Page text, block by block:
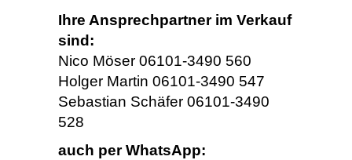
Ihre Ansprechpartner im Verkauf
sind:
Nico Möser 06101-3490 560
Holger Martin 06101-3490 547
Sebastian Schäfer 06101-3490
528
auch per WhatsApp: